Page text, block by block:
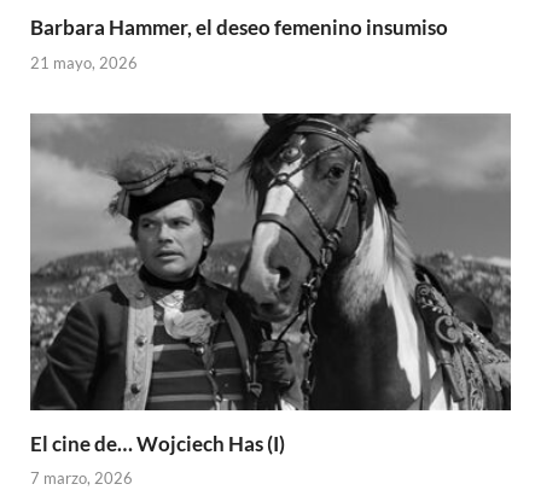
Barbara Hammer, el deseo femenino insumiso
21 mayo, 2026
El cine de… Wojciech Has (I)
7 marzo, 2026